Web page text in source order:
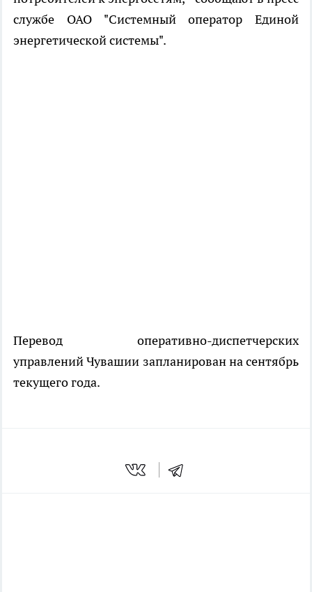
службе ОАО "Системный оператор Единой
энергетической системы".
Перевод оперативно-диспетчерских
управлений Чувашии запланирован на сентябрь
текущего года.